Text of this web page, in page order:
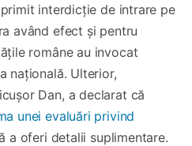
interdicție de intrare pe
având efect și pentru
române au invocat
națională. Ulterior,
Dan, a declarat că
unei evaluări privind
a oferi detalii suplimentare.